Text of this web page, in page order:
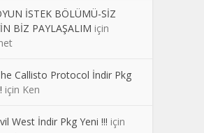
İSTEK BÖLÜMÜ-SİZ
BİZ PAYLAŞALIM için
Callisto Protocol İndir Pkg
için Ken
West İndir Pkg Yeni !!! için